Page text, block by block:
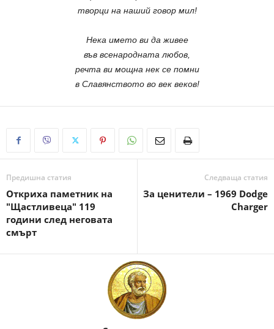
творци на наший говор мил!
Нека името ви да живее
във всенародната любов,
речта ви мощна нек се помни
в Славянството во век веков!
Предишна статия
Откриха паметник на
"Щастливеца" 119
години след неговата
смърт
Следваща статия
За ценители – 1969 Dodge
Charger